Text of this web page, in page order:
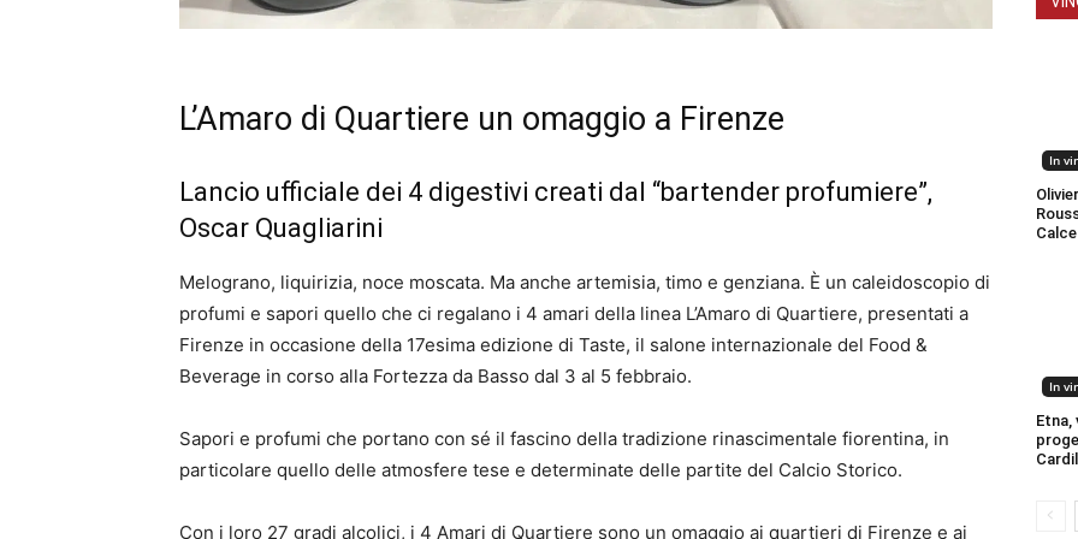
L’Amaro di Quartiere un omaggio a Firenze
Lancio ufficiale dei 4 digestivi creati dal “bartender profumiere”,
Oscar Quagliarini
Melograno, liquirizia, noce moscata. Ma anche artemisia, timo e genziana. È un caleidoscopio di
profumi e sapori quello che ci regalano i 4 amari della linea L’Amaro di Quartiere, presentati a
Firenze in occasione della 17esima edizione di Taste, il salone internazionale del Food &
Beverage in corso alla Fortezza da Basso dal 3 al 5 febbraio.
Sapori e profumi che portano con sé il fascino della tradizione rinascimentale fiorentina, in
particolare quello delle atmosfere tese e determinate delle partite del Calcio Storico.
Con i loro 27 gradi alcolici, i 4 Amari di Quartiere sono un omaggio ai quartieri di Firenze e ai
In
Calce
In
Etna,